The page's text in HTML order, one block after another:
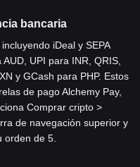
bancaria
iDeal y SEPA
UPI para INR, QRIS,
y GCash para PHP. Estos
de pago Alchemy Pay,
Comprar cripto >
de navegación superior y
orden de 5.